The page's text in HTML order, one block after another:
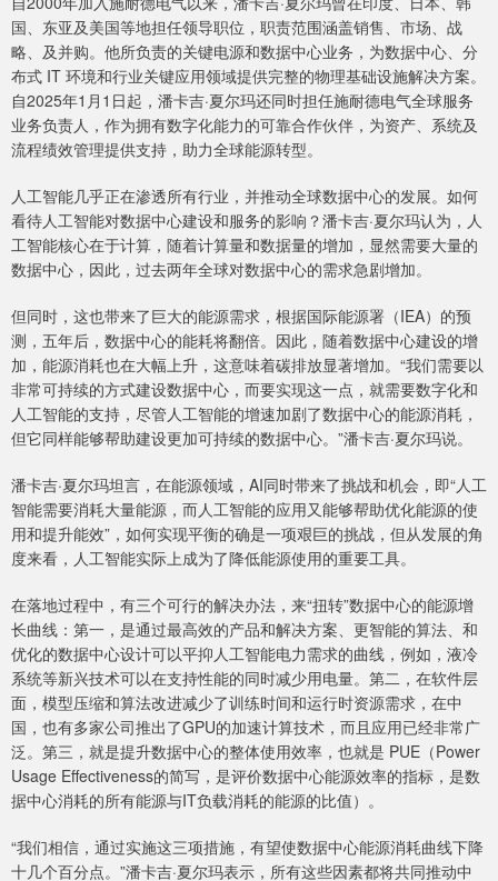
国、东亚及美国等地担任领导职位，职责范围涵盖销售、市场、战
略、及并购。他所负责的关键电源和数据中心业务，为数据中心、分
布式 IT 环境和行业关键应用领域提供完整的物理基础设施解决方案。
自2025年1月1日起，潘卡吉·夏尔玛还同时担任施耐德电气全球服务
业务负责人，作为拥有数字化能力的可靠合作伙伴，为资产、系统及
流程绩效管理提供支持，助力全球能源转型。
人工智能几乎正在渗透所有行业，并推动全球数据中心的发展。如何
看待人工智能对数据中心建设和服务的影响？潘卡吉·夏尔玛认为，人
工智能核心在于计算，随着计算量和数据量的增加，显然需要大量的
数据中心，因此，过去两年全球对数据中心的需求急剧增加。
但同时，这也带来了巨大的能源需求，根据国际能源署（IEA）的预
测，五年后，数据中心的能耗将翻倍。因此，随着数据中心建设的增
加，能源消耗也在大幅上升，这意味着碳排放显著增加。“我们需要以
非常可持续的方式建设数据中心，而要实现这一点，就需要数字化和
人工智能的支持，尽管人工智能的增速加剧了数据中心的能源消耗，
但它同样能够帮助建设更加可持续的数据中心。”潘卡吉·夏尔玛说。
潘卡吉·夏尔玛坦言，在能源领域，AI同时带来了挑战和机会，即“人工
智能需要消耗大量能源，而人工智能的应用又能够帮助优化能源的使
用和提升能效”，如何实现平衡的确是一项艰巨的挑战，但从发展的角
度来看，人工智能实际上成为了降低能源使用的重要工具。
在落地过程中，有三个可行的解决办法，来“扭转”数据中心的能源增
长曲线：第一，是通过最高效的产品和解决方案、更智能的算法、和
优化的数据中心设计可以平抑人工智能电力需求的曲线，例如，液冷
系统等新兴技术可以在支持性能的同时减少用电量。第二，在软件层
面，模型压缩和算法改进减少了训练时间和运行时资源需求，在中
国，也有多家公司推出了GPU的加速计算技术，而且应用已经非常广
泛。第三，就是提升数据中心的整体使用效率，也就是 PUE（Power
Usage Effectiveness的简写，是评价数据中心能源效率的指标，是数
据中心消耗的所有能源与IT负载消耗的能源的比值）。
“我们相信，通过实施这三项措施，有望使数据中心能源消耗曲线下降
十几个百分点。”潘卡吉·夏尔玛表示，所有这些因素都将共同推动中